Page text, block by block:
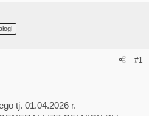
#1
tj. 01.04.2026 r.